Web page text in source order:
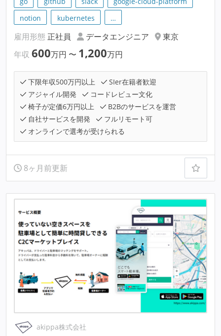
notion
kubernetes …
雇用形態 正社員 データエンジニア
東京
年収 600万円 〜 1,200万円
下限年収500万円以上
SIer在籍者歓迎
アジャイル開発
コードレビュー文化
椅子が定価6万円以上
B2Bのサービスを運営
自社サービスを開発
フルリモート可
オンラインで選考が受けられる
8ヶ月前更新
akippa株式会社